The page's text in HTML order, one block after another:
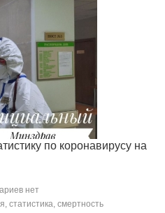
по коронавирусу на
нет
статистика, смертность